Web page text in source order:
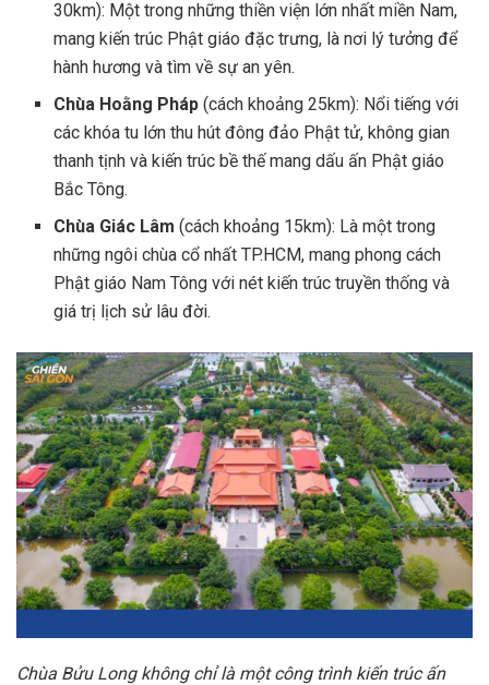
30km): Một trong những thiền viện lớn nhất miền Nam,
mang kiến trúc Phật giáo đặc trưng, là nơi lý tưởng để
hành hương và tìm về sự an yên.
Chùa Hoằng Pháp (cách khoảng 25km): Nổi tiếng với
các khóa tu lớn thu hút đông đảo Phật tử, không gian
thanh tịnh và kiến trúc bề thế mang dấu ấn Phật giáo
Bắc Tông.
Chùa Giác Lâm (cách khoảng 15km): Là một trong
những ngôi chùa cổ nhất TP.HCM, mang phong cách
Phật giáo Nam Tông với nét kiến trúc truyền thống và
giá trị lịch sử lâu đời.
Chùa Bửu Long không chỉ là một công trình kiến trúc ấn